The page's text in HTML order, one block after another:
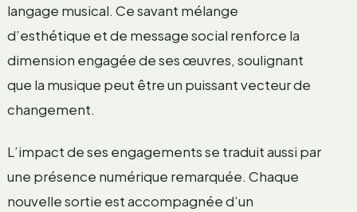
langage musical. Ce savant mélange
d’esthétique et de message social renforce la
dimension engagée de ses œuvres, soulignant
que la musique peut être un puissant vecteur de
changement.
L’impact de ses engagements se traduit aussi par
une présence numérique remarquée. Chaque
nouvelle sortie est accompagnée d’un